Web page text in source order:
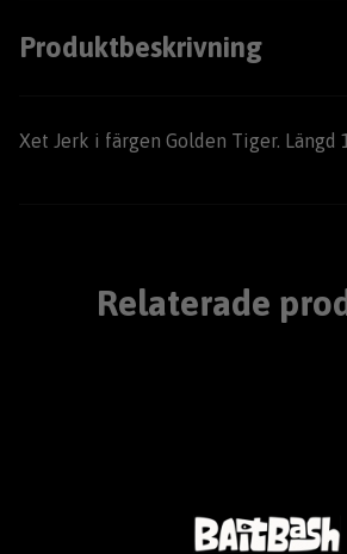
Produktbeskrivning
Xet Jerk i färgen Golden Tiger. Längd
Relaterade